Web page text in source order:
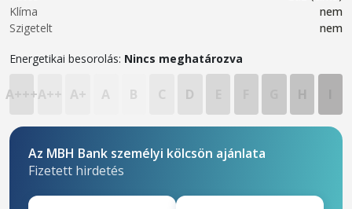
Klíma
nem
Szigetelt
nem
Energetikai besorolás: Nincs meghatározva
A+++A++ A+ A B C D
Az MBH Bank személyi kölcsön ajánlata
Fizetett hirdetés